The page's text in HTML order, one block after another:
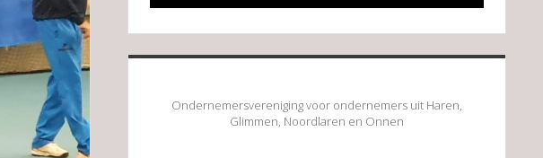
Ondernemersvereniging voor ondernemers uit Haren,
Glimmen, Noordlaren en Onnen